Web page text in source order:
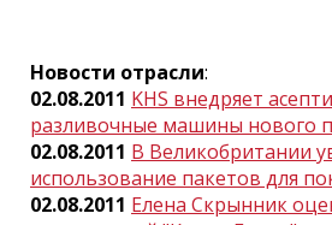
Новости отрасли:
02.08.2011 KHS внедряет
разливочные машины нового
02.08.2011 В Великобритании
использование пакетов для
02.08.2011 Елена Скрынник